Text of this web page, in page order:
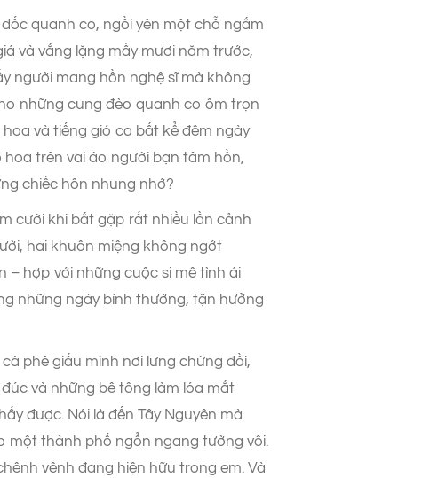
quanh co, ngồi yên một chỗ ngắm
và vắng lặng mấy mươi năm trước,
người mang hồn nghệ sĩ mà không
những cung đèo quanh co ôm trọn
và tiếng gió ca bất kể đêm ngày
trên vai áo người bạn tâm hồn,
chiếc hôn nhung nhớ?
cười khi bắt gặp rất nhiều lần cảnh
hai khuôn miệng không ngớt
– hợp với những cuộc si mê tình ái
những ngày bình thường, tận hưởng
phê giấu mình nơi lưng chừng đồi,
và những bê tông làm lóa mắt
được. Nói là đến Tây Nguyên mà
một thành phố ngổn ngang tường vôi.
vênh đang hiện hữu trong em. Và